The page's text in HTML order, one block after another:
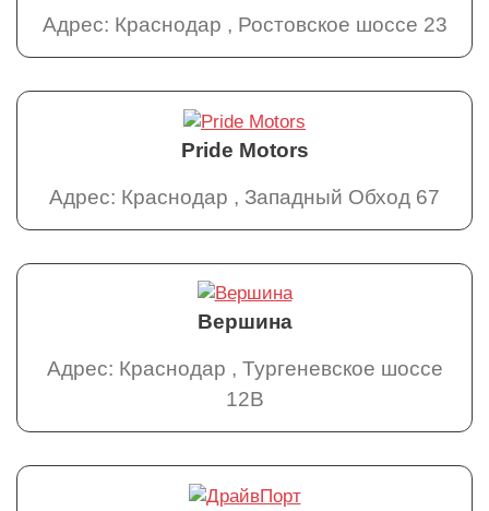
Адрес: Краснодар , Ростовское шоссе 23
Pride Motors
Адрес: Краснодар , Западный Обход 67
Вершина
Адрес: Краснодар , Тургеневское шоссе
12В